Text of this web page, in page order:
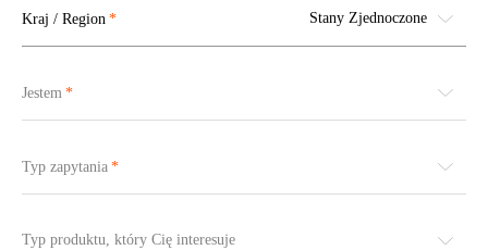
Kraj / Region Stany Zjednoczone
Jestem
Typ zapytania
Typ produktu, który Cię interesuje